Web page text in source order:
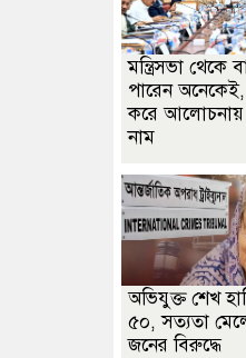
সঙ্গে বৈঠক, আসল মানুষ কিনা
মন্ত্রিসভা থেকে
পারেন
করে
নাম
অভিযুক্ত শেখ
৫০, সত্যতা
জনের বিরুদ্ধে